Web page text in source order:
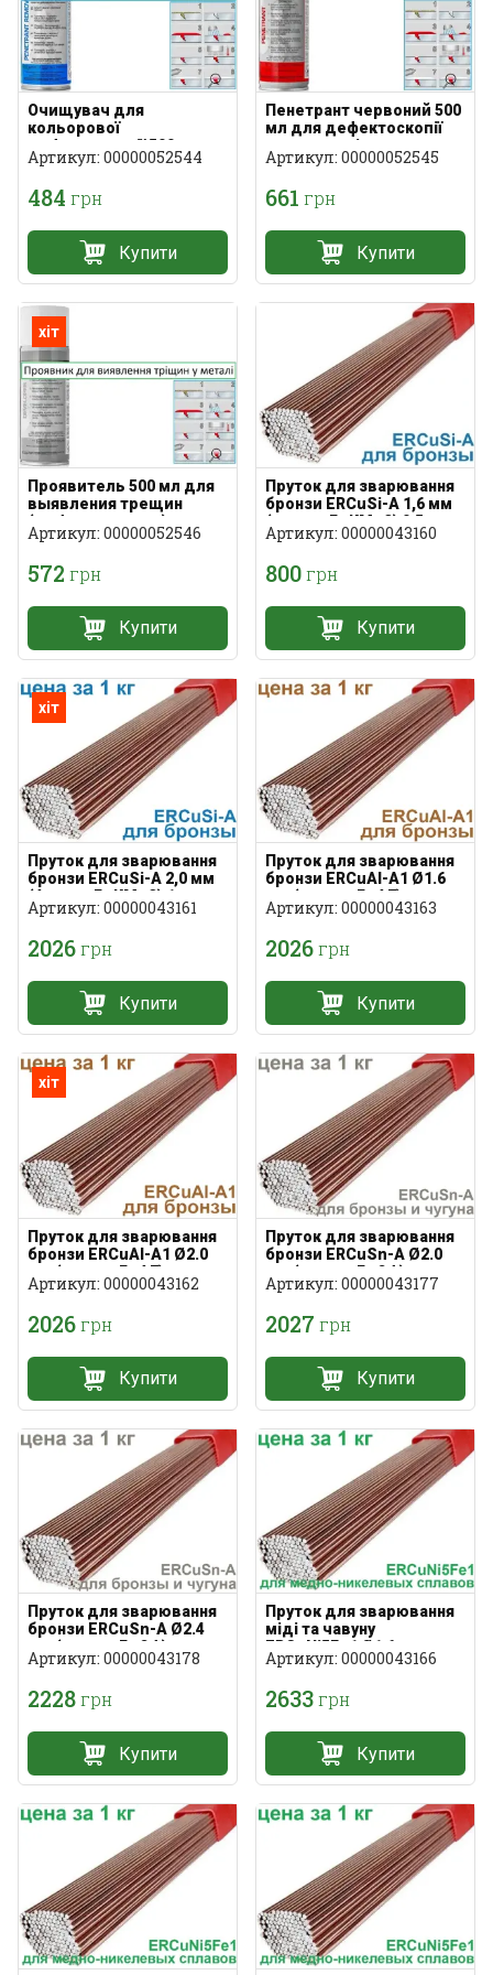
Очищувач для
кольорової
дефектоскопії 500 мл
(підготовка)
Артикул: 00000052544
484 грн
Купити
Пенетрант червоний 500
мл для дефектоскопії
зварних швів
Артикул: 00000052545
661 грн
Купити
хіт
Проявитель 500 мл для
выявления трещин
(дефектоскопия)
Артикул: 00000052546
572 грн
Купити
Пруток для зварювання
бронзи ERCuSi-A 1,6 мм
(аналог БрКМц3) 0,5 кг
Артикул: 00000043160
800грн
Купити
хіт
Пруток для зварювання
бронзи ERCuSi-A 2,0 мм
(Аналог БрКМц3) 1 кг
Артикул: 00000043161
2026грн
Купити
Пруток для зварювання
бронзи ERCuAl-A1 Ø1.6
мм (аналог БрА7)
Артикул: 00000043163
2026грн
Купити
хіт
Пруток для зварювання
бронзи ERCuAl-A1 Ø2.0
мм (аналог БрА7)
Артикул: 00000043162
2026грн
Купити
Пруток для зварювання
бронзи ERCuSn-A Ø2.0
мм (аналог БрОф)
Артикул: 00000043177
2027 грн
Купити
Пруток для зварювання
бронзи ERCuSn-A Ø2.4
мм (аналог БрОф)
Артикул: 00000043178
2228грн
Купити
Пруток для зварювання
міді та чавуну
ERCuNi5Fe1 Ø1.6 мм
(МНЖКТ 5-1-0.2-0.2)
Артикул: 00000043166
2633грн
Купити